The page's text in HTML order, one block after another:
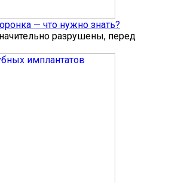
— что нужно знать?
разрушены, перед